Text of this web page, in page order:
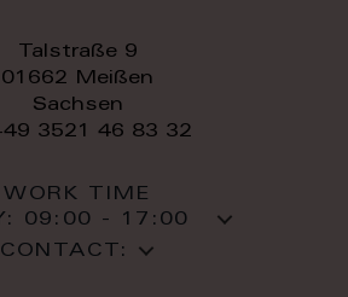
Talstraße 9
01662 Meißen
Sachsen
3521 46 83 32
WORK TIME
09:00 - 17:00
CONTACT: